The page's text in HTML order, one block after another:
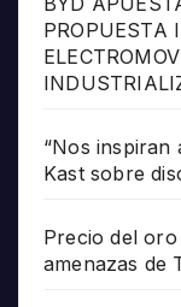
PROPUESTA
“Nos inspiran
Kast sobre
Precio del
amenazas de